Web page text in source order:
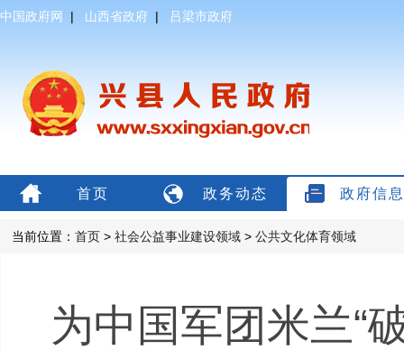
中国政府网 | 山西省政府 | 吕梁市政府
首页 政务动态 政府信
当前位置： 首页 > 社会公益事业建设领域 > 公共文化体育领域
为中国军团米兰“